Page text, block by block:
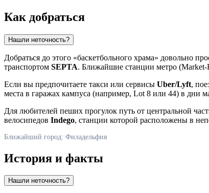
Как добраться
Нашли неточность?
Добраться до этого «баскетбольного храма» довольно
транспортом SEPTA. Ближайшие станции метро (Market-
Если вы предпочитаете такси или сервисы Uber/Lyft,
места в гаражах кампуса (например, Lot 8 или 44) в дни
Для любителей пеших прогулок путь от центральной
велосипедов Indego, станции которой расположены в
Ближайший город: Филадельфия
История и факты
Нашли неточность?